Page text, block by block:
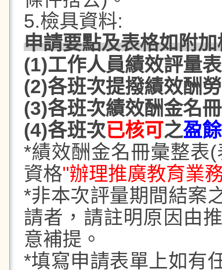
5.檢具資料:
申請要點及表格如附加
(1)工作人員績效評量表
(2)各班次提撥績效酬
(3)各班次績效酬金名
(4)各班次已核可之盈
*績效酬金名冊彙整表(
資格"辦理推廣教育業
*非本次評量期間結案
請者，請註明原因由
意補提。
*填寫申請表單上如有